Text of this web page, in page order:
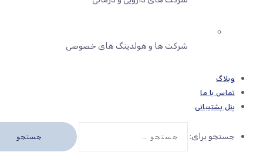
شرکت ها و هولدینگ های خصوصی
وبلاگ
تماس با ما
پنل پشتیبانی
جستجو برای: